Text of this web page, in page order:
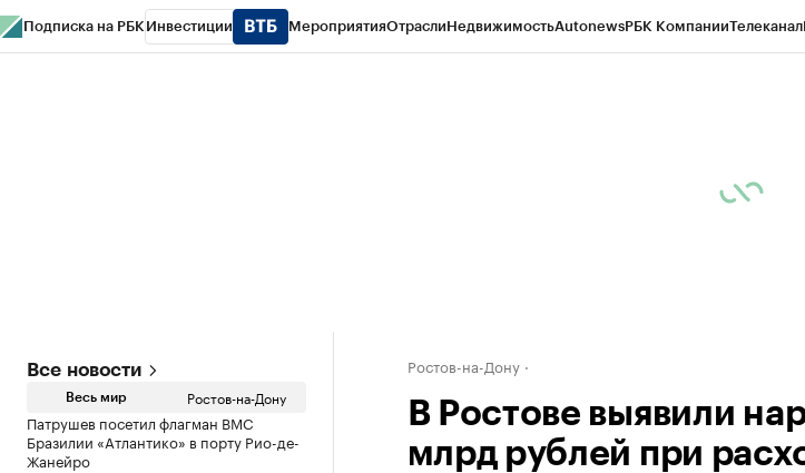
Подписка на РБК Инвестиции МероприятияОтраслиНедвижимостьAutonewsРБК КомпанииТелеканал
Все новости
Весь мир Ростов-на-Дону
Патрушев посетил флагман ВМС
Бразилии «Атлантико» в порту Рио-де-
Жанейро
Ростов-на-Дону
В Ростове выявили
млрд рублей при